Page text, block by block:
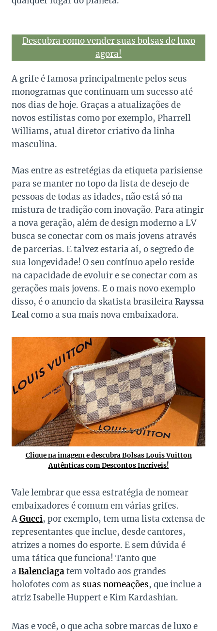
Descubra como vender suas bolsas de luxo
agora!
A grife é famosa principalmente pelos seus
monogramas que continuam um sucesso até
nos dias de hoje. Graças a atualizações de
novos estilistas como por exemplo, Pharrell
Williams, atual diretor criativo da linha
masculina.
Mas entre as estretégias da etiqueta parisiense
para se manter no topo da lista de desejo de
pessoas de todas as idades, não está só na
mistura de tradição com inovação. Para atingir
a nova geração, além de design moderno a LV
busca se conectar com os mais jovens através
de parcerias. E talvez estaria aí, o segredo de
sua longevidade! O seu contínuo apelo reside
na capacidade de evoluir e se conectar com as
gerações mais jovens. E o mais novo exemplo
disso, é o anuncio da skatista brasileira Rayssa
Lealcomo a sua mais nova embaixadora.
Clique na imagem e descubra Bolsas Louis Vuitton
Autênticas com Descontos Incríveis!
Vale lembrar que essa estratégia de nomear
embaixadores é comum em várias grifes.
AGucci, por exemplo, tem uma lista extensa de
representantes que inclue, desde cantores,
atrizes a nomes do esporte. E sem dúvida é
uma tática que funciona! Tanto que
a Balenciagatem voltado aos grandes
holofotes com as suas nomeações, que inclue a
atriz Isabelle Huppert e Kim Kardashian.
Mas e você, o que acha sobre marcas de luxo e